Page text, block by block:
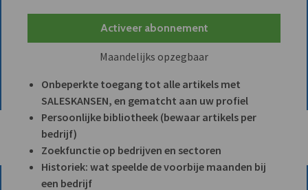
Activeer abonnement
Maandelijks opzegbaar
Onbeperkte toegang tot alle artikels met
SALESKANSEN, en gematcht aan uw profiel
Persoonlijke bibliotheek (bewaar artikels per
bedrijf)
Zoekfunctie op bedrijven en sectoren
Historiek: wat speelde de voorbije maanden bij
een bedrijf